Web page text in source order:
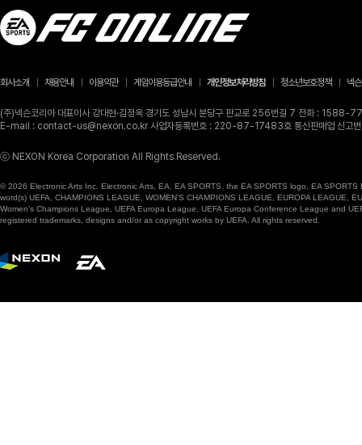
회사소개 채용안내 이용약관 게임이용등급안내 개인정보처리방침 청소년보호정책 넥
(주)넥슨코리아 대표이사 강대현·김정욱 경기도 성남시 분당구 판교로 256번길 7 전화 :
E-mail : contact-us@nexon.co.kr 사업자등록번호 : 220-87-17483호 통신판매업 신고
ⓒ NEXON Korea Corporation All Rights Reserved.
© 2026 Electronic Arts Inc. Electronic Arts, EA, EA SPORTS, the EA SPORTS logo, EA
word(s) UEFA, CHAMPIONS LEAGUE, WOMEN’S CHAMPIONS LEAGUE, EUROPA LEAGUE,
Women’s Champions League, UEFA Europa League, UEFA Europa Conference League and
registered trademarks, designs and/or as copyright works by UEFA. All rights reserved.